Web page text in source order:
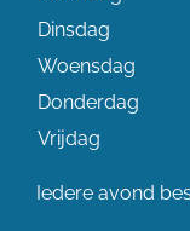
Dinsdag
Woensdag
Donderdag
Vrijdag
Iedere avond